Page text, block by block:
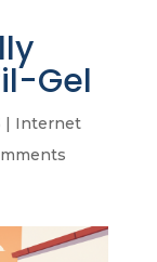
Gel
| Internet